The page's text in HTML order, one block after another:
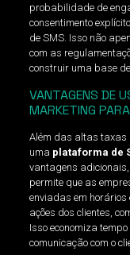
probabilidade de
consentimento
de SMS. Isso não
com as
construir uma base
VANTAGENS DE
MARKETING
Além das altas taxas
uma plataforma de
vantagens
permite que as
enviadas em horários
ações dos clientes,
Isso economiza
comunicação com o